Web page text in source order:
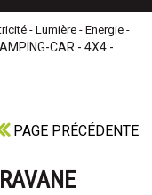
- Lumière - Energie -
CAR - 4X4 -
PAGE PRÉCÉDENTE